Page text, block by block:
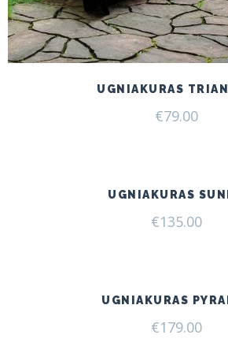
UGNIAKURAS
€79.00
UGNIAKURAS
€135.00
UGNIAKURAS
€179.00